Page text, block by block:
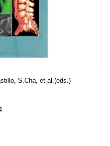
S.Cha, et al.(eds.)